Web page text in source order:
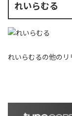
れいらむる
れいらむるの他のリ